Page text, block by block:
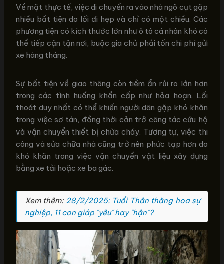
Về mặt thực tế, việc di chuyển ra vào nhà ngõ cụt gặp
nhiều bất tiện do lối đi hẹp và chỉ có một chiều. Các
phương tiện có kích thước lớn như ô tô cá nhân khó có
thể tiếp cận tận nơi, buộc gia chủ phải tốn chi phí gửi
xe hàng tháng.
Sự bất tiện về giao thông còn tiềm ẩn rủi ro lớn hơn
trong các tình huống khẩn cấp như hỏa hoạn. Lối
thoát duy nhất có thể khiến người dân gặp khó khăn
trong việc sơ tán, đồng thời cản trở công tác cứu hộ
và vận chuyển thiết bị chữa cháy. Tương tự, việc thi
công và sửa chữa nhà cũng trở nên phức tạp hơn do
khó khăn trong việc vận chuyển vật liệu xây dựng
bằng xe tải hoặc xe ba gác.
Xem thêm: 28/2/2025: Tuổi Thân thăng hoa sự
nghiệp, 11 con giáp "yêu" hay "hận"?